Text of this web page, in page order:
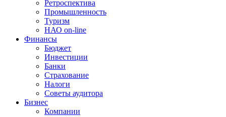
Ретроспектива
Промышленность
Туризм
НАО on-line
Финансы
Бюджет
Инвестиции
Банки
Страхование
Налоги
Советы аудитора
Бизнес
Компании